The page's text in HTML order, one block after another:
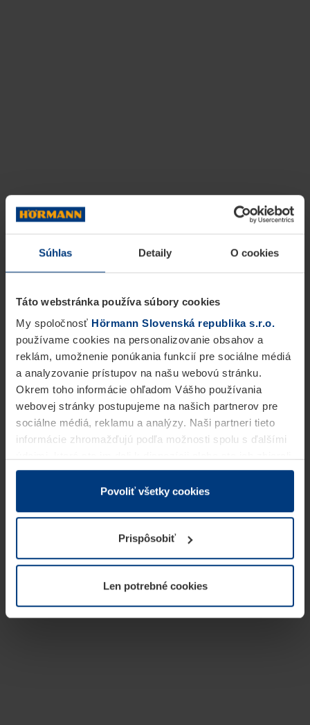
Súhlas Detaily O cookies
Táto webstránka používa súbory cookies
My spoločnosť Hörmann Slovenská republika s.r.o.
používame cookies na personalizovanie obsahov a
reklám, umožnenie ponúkania funkcií pre sociálne médiá
a analyzovanie prístupov na našu webovú stránku.
Okrem toho informácie ohľadom Vášho používania
webovej stránky postupujeme na našich partnerov pre
sociálne médiá, reklamu a analýzy. Naši partneri tieto
informácie zhromažďujú podľa možnosti spolu s ďalšími
v rámci Vášho využívania služieb.
Z právneho hľadiska môžeme cookies ukladať na Vašom
prevádzku tejto stránky. Pre všetky ostatné typy cookie
potrebujeme Vaše povolenie. Vaše povolenie môžete
kedykoľvek zmeniť alebo odvolať vo vysvetlení cookie
našej webovej stránky.
Povoliť všetky cookies
Prispôsobiť
Len potrebné cookies